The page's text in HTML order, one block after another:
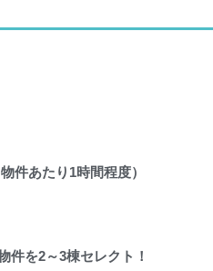
件あたり1時間程度）
件を2～3棟セレクト！